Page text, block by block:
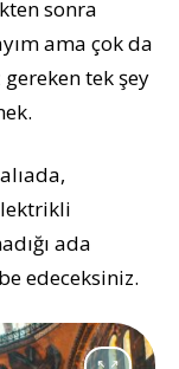
sonra
ama çok da
tek şey
ada
edeceksiniz.